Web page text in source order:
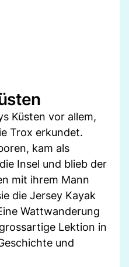
Küsten vor allem,
Trox erkundet.
kam als
Insel und blieb der
mit ihrem Mann
die Jersey Kayak
Wattwanderung
Lektion in
und